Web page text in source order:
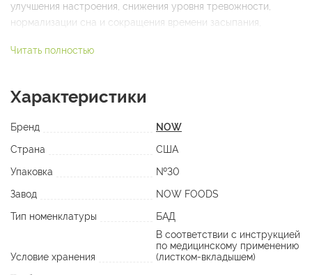
улучшения настроения, снижения уровня тревожности,
нормализации сна и сокращения времени засыпания,
мигреней, при предменструальной тревоге и беспокойстве,
В продукте могут наблюдаться естественные изменения
Содержание активных веществ в суточной дозировке (3
капсулы):
L- триптофан 150 мг
Состав: 5-гидрокситриптофан (5-HTP), L-триптофан, рисовая
мука, гидроксипропилметилцеллюлоза (капсула).
Читать полностью
Характеристики
Бренд
NOW
Страна
США
Упаковка
№30
Завод
NOW FOODS
Тип номенклатуры
БАД
Условие хранения
В соответствии с инструкцией
по медицинскому применению
(листком-вкладышем)